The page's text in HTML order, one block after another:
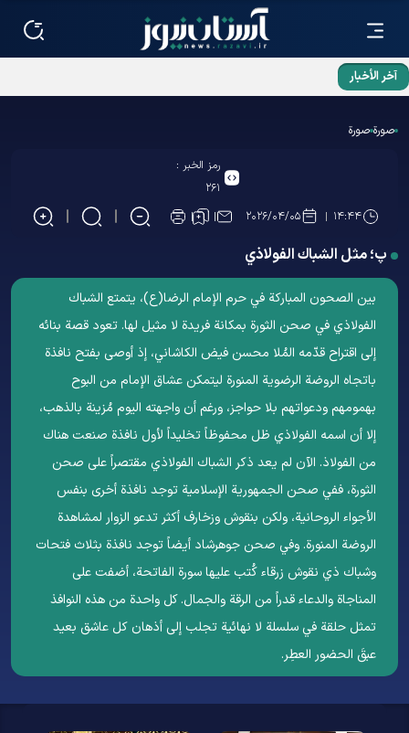
آخر الأخبار
صورة صورة
رمز الخبر :
۲۶۱
۱۴:۴۴
۲۰۲۶/۰۴/۰۵
پ؛ مثل الشباك الفولاذي
بین الصحون المبارکة في حرم الإمام الرضا(ع)، يتمتع الشباك
الفولاذي في صحن الثورة بمكانة فريدة لا مثيل لها. تعود قصة بنائه
إلى اقتراح قدّمه المُلا محسن فيض الكاشاني، إذ أوصى بفتح نافذة
باتجاه الروضة الرضویة المنورة ليتمكن عشاق الإمام من البوح
بهمومهم ودعواتهم بلا حواجز، ورغم أن واجهته اليوم مُزينة بالذهب،
إلا أن اسمه الفولاذي ظل محفوظاً تخليداً لأول نافذة صنعت هناك
من الفولاذ. الآن لم يعد ذکر الشباك الفولاذي مقتصراً على صحن
الثورة، ففي صحن الجمهورية الإسلامية توجد نافذة أخرى بنفس
الأجواء الروحانية، ولكن بنقوش وزخارف أكثر تدعو الزوار لمشاهدة
الروضة المنورة. وفي صحن جوهرشاد أيضاً توجد نافذة بثلاث فتحات
وشباك ذي نقوش زرقاء كُتب عليها سورة الفاتحة، أضفت على
المناجاة والدعاء قدراً من الرقة والجمال. کل واحدة من هذه النوافذ
تمثل حلقة في سلسلة لا نهائية تجلب إلى أذهان كل عاشق بعيد
عبقَ الحضور العطِر.